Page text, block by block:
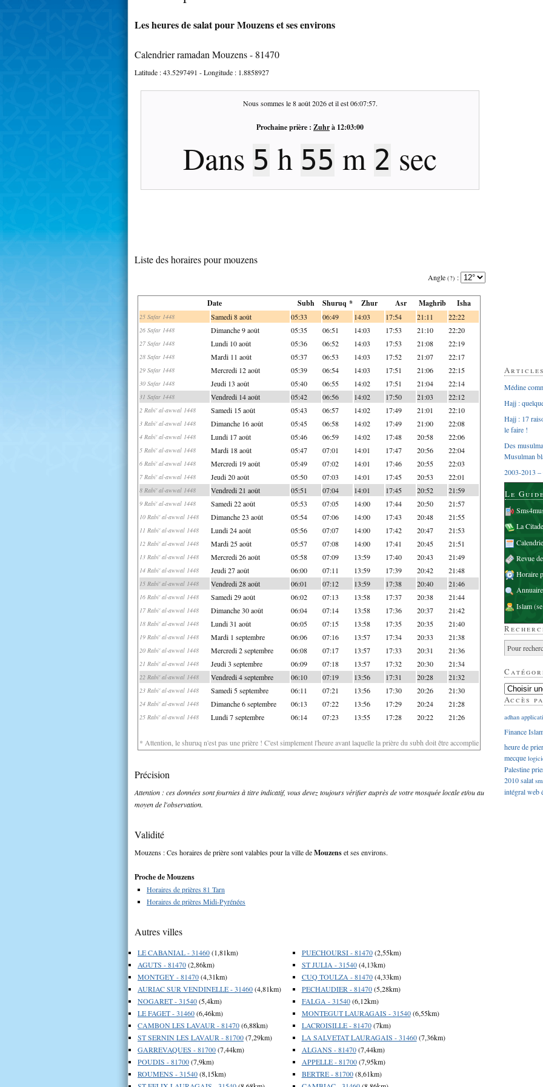
Les heures de salat pour Mouzens et ses environs
Calendrier ramadan Mouzens - 81470
Latitude :43.5297491 - Longitude : 1.8858927
Nous sommes le8 août 2026et il est06:07:58.
Prochaine prière : Zuhrà 12:03:00
Dans 5 h 55 m 1 sec
Liste des horaires pour mouzens
Angle (?) :
Date Subh Shuruq * Zhur Asr Maghrib Isha
25 Safar 1448 Samedi 8 août 05:33 06:49 14:03 17:54 21:11 22:22
26 Safar 1448 Dimanche 9 août 05:35 06:51 14:03 17:53 21:10 22:20
27 Safar 1448 Lundi 10 août 05:36 06:52 14:03 17:53 21:08 22:19
28 Safar 1448 Mardi 11 août 05:37 06:53 14:03 17:52 21:07 22:17
29 Safar 1448 Mercredi 12 août 05:39 06:54 14:03 17:51 21:06 22:15
30 Safar 1448 Jeudi 13 août 05:40 06:55 14:02 17:51 21:04 22:14
31 Safar 1448 Vendredi 14 août 05:42 06:56 14:02 17:50 21:03 22:12
2 Rabi' al-awwal 1448 Samedi 15 août 05:43 06:57 14:02 17:49 21:01 22:10
3 Rabi' al-awwal 1448 Dimanche 16 août 05:45 06:58 14:02 17:49 21:00 22:08
4 Rabi' al-awwal 1448 Lundi 17 août 05:46 06:59 14:02 17:48 20:58 22:06
5 Rabi' al-awwal 1448 Mardi 18 août 05:47 07:01 14:01 17:47 20:56 22:04
6 Rabi' al-awwal 1448 Mercredi 19 août 05:49 07:02 14:01 17:46 20:55 22:03
7 Rabi' al-awwal 1448 Jeudi 20 août 05:50 07:03 14:01 17:45 20:53 22:01
8 Rabi' al-awwal 1448 Vendredi 21 août 05:51 07:04 14:01 17:45 20:52 21:59
9 Rabi' al-awwal 1448 Samedi 22 août 05:53 07:05 14:00 17:44 20:50 21:57
10 Rabi' al-awwal 1448 Dimanche 23 août 05:54 07:06 14:00 17:43 20:48 21:55
11 Rabi' al-awwal 1448 Lundi 24 août 05:56 07:07 14:00 17:42 20:47 21:53
12 Rabi' al-awwal 1448 Mardi 25 août 05:57 07:08 14:00 17:41 20:45 21:51
13 Rabi' al-awwal 1448 Mercredi 26 août 05:58 07:09 13:59 17:40 20:43 21:49
14 Rabi' al-awwal 1448 Jeudi 27 août 06:00 07:11 13:59 17:39 20:42 21:48
15 Rabi' al-awwal 1448 Vendredi 28 août 06:01 07:12 13:59 17:38 20:40 21:46
16 Rabi' al-awwal 1448 Samedi 29 août 06:02 07:13 13:58 17:37 20:38 21:44
17 Rabi' al-awwal 1448 Dimanche 30 août 06:04 07:14 13:58 17:36 20:37 21:42
18 Rabi' al-awwal 1448 Lundi 31 août 06:05 07:15 13:58 17:35 20:35 21:40
19 Rabi' al-awwal 1448 Mardi 1 septembre 06:06 07:16 13:57 17:34 20:33 21:38
20 Rabi' al-awwal 1448 Mercredi 2 septembre 06:08 07:17 13:57 17:33 20:31 21:36
21 Rabi' al-awwal 1448 Jeudi 3 septembre 06:09 07:18 13:57 17:32 20:30 21:34
22 Rabi' al-awwal 1448 Vendredi 4 septembre 06:10 07:19 13:56 17:31 20:28 21:32
23 Rabi' al-awwal 1448 Samedi 5 septembre 06:11 07:21 13:56 17:30 20:26 21:30
24 Rabi' al-awwal 1448 Dimanche 6 septembre 06:13 07:22 13:56 17:29 20:24 21:28
25 Rabi' al-awwal 1448 Lundi 7 septembre 06:14 07:23 13:55 17:28 20:22 21:26
* Attention, le shuruq n'est pas une prière ! C'est simplement l'heure avant laquelle la prière du subh doit être accomplie
Précision
Attention : ces données sont fournies à titre indicatif, vous devez toujours vérifier auprès de votre mosquée locale et/ou au
moyen de l'observation.
Validité
Mouzens : Ces horaires de prière sont valables pour la ville deMouzenset ses environs.
Proche de Mouzens
Horaires de prières 81 Tarn
Horaires de prières Midi-Pyrénées
Autres villes
LE CABANIAL - 31460(1,81km)
AGUTS - 81470(2,86km)
MONTGEY - 81470(4,31km)
AURIAC SUR VENDINELLE - 31460(4,81km)
NOGARET - 31540(5,4km)
LE FAGET - 31460(6,46km)
CAMBON LES LAVAUR - 81470(6,88km)
ST SERNIN LES LAVAUR - 81700(7,29km)
GARREVAQUES - 81700(7,44km)
POUDIS - 81700(7,9km)
ROUMENS - 31540(8,15km)
PUECHOURSI - 81470(2,55km)
ST JULIA - 31540(4,13km)
CUQ TOULZA - 81470(4,33km)
PECHAUDIER - 81470(5,28km)
FALGA - 31540(6,12km)
MONTEGUT LAURAGAIS - 31540(6,55km)
LACROISILLE - 81470(7km)
LA SALVETAT LAURAGAIS - 31460(7,36km)
ALGANS - 81470(7,44km)
APPELLE - 81700(7,95km)
BERTRE - 81700(8,61km)
Médine
Hajj :
Hajj : 17
le faire !
Des
Musulman
2003-2013 –
Le
La
Revue
Horaire
Islam
Accès
adhan
Finance
heure de
mecque
Palestine
2010salat
intégralweb